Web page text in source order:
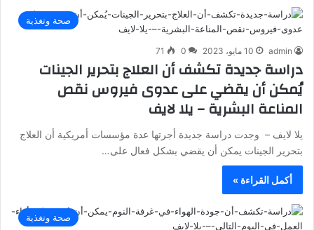
صحة وتغذية
admin 10 مايو، 2023 0
71
دراسة جديدة تكشف أن العلاج بتحرير الجينات
يُمكن أن يقضي على عدوى فيروس نقص
المناعة البشرية – يلا لايف
يلا لايف – وجدت دراسة جديدة أجرتها عدة مؤسسات أمريكية أن العلاج
بتحرير الجينات يمكن أن يقضي بشكل فعال على…
أكمل القراءة »
صحة وتغذية